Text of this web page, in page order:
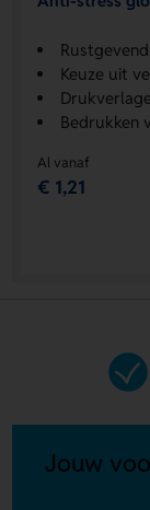
Keuze uit
Bedrukken
Al vanaf
€ 1,21
Jouw